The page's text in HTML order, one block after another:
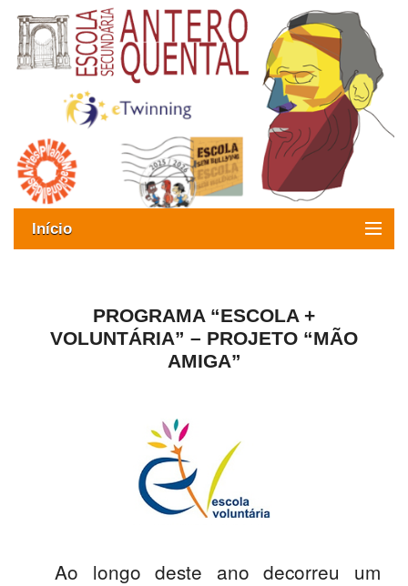
Início
Oferta formativa
SIGE
PROGRAMA “ESCOLA +
VOLUNTÁRIA” – PROJETO “MÃO
AMIGA”
Ao longo deste ano decorreu um